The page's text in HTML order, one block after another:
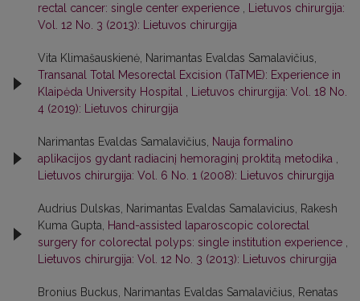
rectal cancer: single center experience
Lietuvos chirurgija:
Vol. 12 No. 3 (2013): Lietuvos chirurgija
Vita Klimašauskienė, Narimantas Evaldas Samalavičius,
Transanal Total Mesorectal Excision (TaTME): Experience in
Klaipėda University Hospital
Lietuvos chirurgija: Vol. 18 No.
4 (2019): Lietuvos chirurgija
Narimantas Evaldas Samalavičius,
Nauja formalino
aplikacijos gydant radiacinį hemoraginį proktitą metodika
Lietuvos chirurgija: Vol. 6 No. 1 (2008): Lietuvos chirurgija
Audrius Dulskas, Narimantas Evaldas Samalavicius, Rakesh
Kuma Gupta,
Hand-assisted laparoscopic colorectal
surgery for colorectal polyps: single institution experience
Lietuvos chirurgija: Vol. 12 No. 3 (2013): Lietuvos chirurgija
Bronius Buckus, Narimantas Evaldas Samalavičius, Renatas